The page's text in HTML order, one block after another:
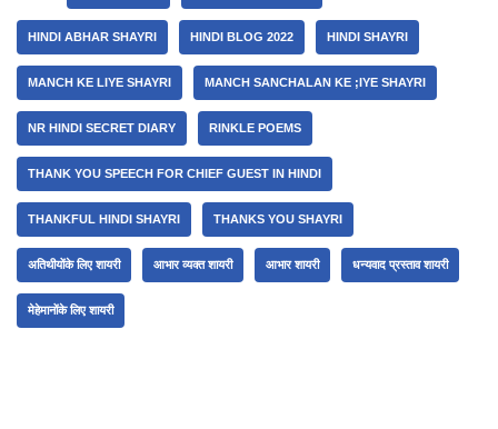
HINDI ABHAR SHAYRI HINDI BLOG 2022 HINDI SHAYRI
MANCH KE LIYE SHAYRI MANCH SANCHALAN KE ;IYE SHAYRI
NR HINDI SECRET DIARY RINKLE POEMS
THANK YOU SPEECH FOR CHIEF GUEST IN HINDI
THANKFUL HINDI SHAYRI THANKS YOU SHAYRI
अतिथीयोंके लिए शायरी आभार व्यक्त शायरी आभार शायरी धन्यवाद प्रस्ताव शायरी
मेहेमानोंके लिए शायरी